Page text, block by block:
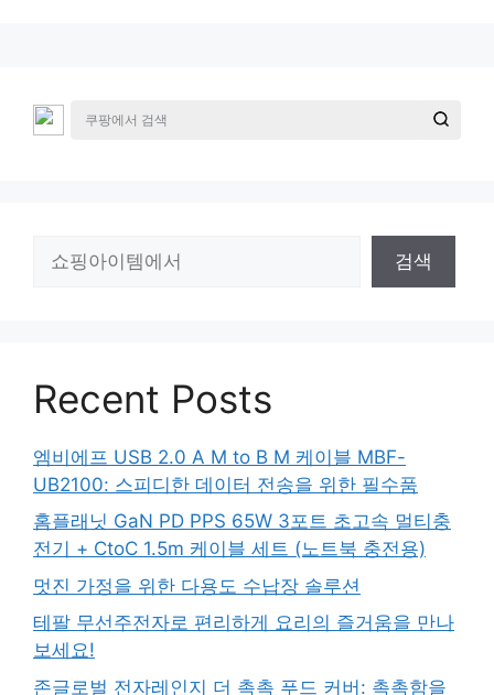
검색
Recent Posts
엠비에프 USB 2.0 A M to B M 케이블 MBF-
UB2100: 스피디한 데이터 전송을 위한 필수품
홈플래닛 GaN PD PPS 65W 3포트 초고속 멀티충
전기 + CtoC 1.5m 케이블 세트 (노트북 충전용)
멋진 가정을 위한 다용도 수납장 솔루션
테팔 무선주전자로 편리하게 요리의 즐거움을 만나
보세요!
존글로벌 전자레인지 더 촉촉 푸드 커버: 촉촉함을